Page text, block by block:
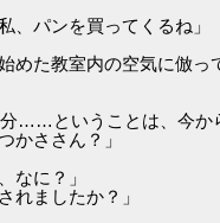
、パンを買ってくるね」
めた教室内の空気に倣っ
……ということは、今か
かささん？」
に？」
れましたか？」